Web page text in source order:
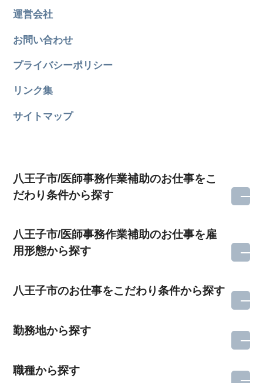
運営会社
お問い合わせ
プライバシーポリシー
リンク集
サイトマップ
八王子市/医師事務作業補助のお仕事をこ
だわり条件から探す
八王子市/医師事務作業補助のお仕事を雇
用形態から探す
八王子市のお仕事をこだわり条件から探す
勤務地から探す
職種から探す